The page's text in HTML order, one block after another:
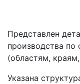
Представлен
производства
(областям,
Указана